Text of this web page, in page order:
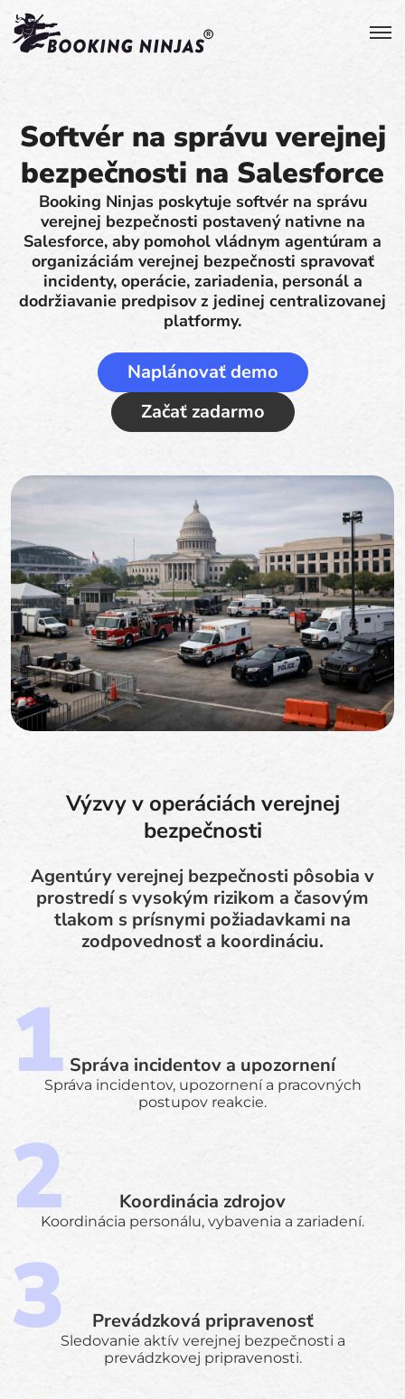
Softvér na správu verejnej
bezpečnosti na Salesforce
Booking Ninjas poskytuje softvér na správu
verejnej bezpečnosti postavený nativne na
Salesforce, aby pomohol vládnym agentúram a
organizáciám verejnej bezpečnosti spravovať
incidenty, operácie, zariadenia, personál a
dodržiavanie predpisov z jedinej centralizovanej
platformy.
Naplánovať demo
Začať zadarmo
Výzvy v operáciách verejnej
bezpečnosti
Agentúry verejnej bezpečnosti pôsobia v
prostredí s vysokým rizikom a časovým
tlakom s prísnymi požiadavkami na
zodpovednosť a koordináciu.
Správa incidentov a upozornení
Správa incidentov, upozornení a pracovných
postupov reakcie.
Koordinácia zdrojov
Koordinácia personálu, vybavenia a zariadení.
Prevádzková pripravenosť
Sledovanie aktív verejnej bezpečnosti a
prevádzkovej pripravenosti.